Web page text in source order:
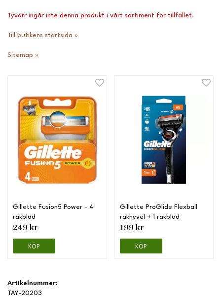
Tyvärr ingår inte denna produkt i vårt sortiment för tillfället.
Till butikens startsida »
Sitemap »
Gillette Fusion5 Power - 4
rakblad
249 kr
KÖP
Gillette ProGlide Flexball
rakhyvel + 1 rakblad
199 kr
KÖP
Artikelnummer:
TAY-20203